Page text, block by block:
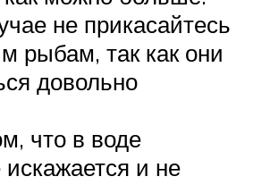
не прикасайтесь
рыбам, так как они
довольно
что в воде
и не